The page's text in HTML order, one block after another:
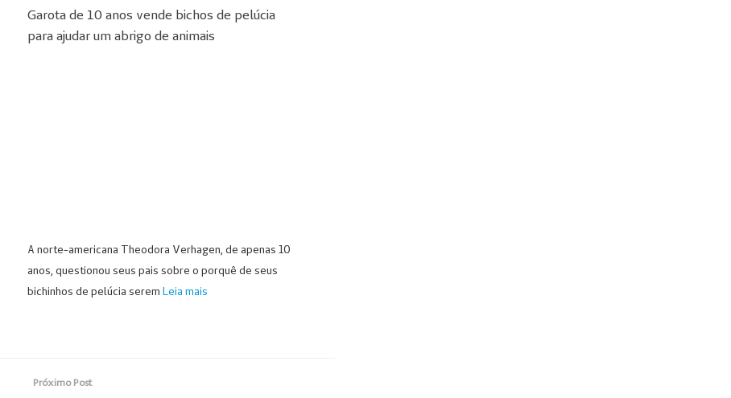
Garota de 10 anos vende bichos de pelúcia
para ajudar um abrigo de animais
A norte-americana Theodora Verhagen, de apenas 10
anos, questionou seus pais sobre o porquê de seus
bichinhos de pelúcia serem Leia mais
Próximo Post